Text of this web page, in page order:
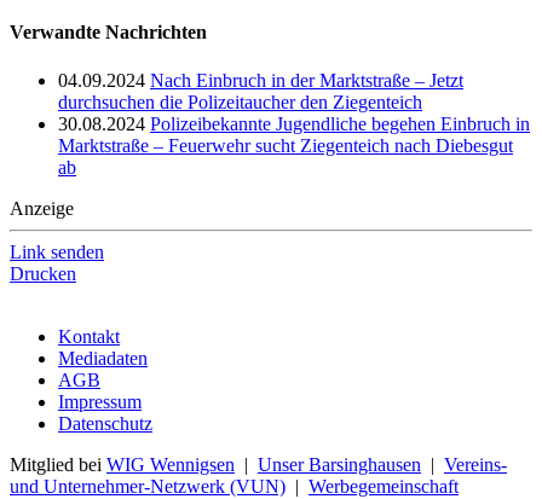
Verwandte Nachrichten
04.09.2024 Nach Einbruch in der Marktstraße – Jetzt
durchsuchen die Polizeitaucher den Ziegenteich
30.08.2024 Polizeibekannte Jugendliche begehen Einbruch in
Marktstraße – Feuerwehr sucht Ziegenteich nach Diebesgut
ab
Anzeige
Link senden
Drucken
Kontakt
Mediadaten
AGB
Impressum
Datenschutz
Mitglied bei WIG Wennigsen | Unser Barsinghausen | Vereins-
und Unternehmer-Netzwerk (VUN) | Werbegemeinschaft